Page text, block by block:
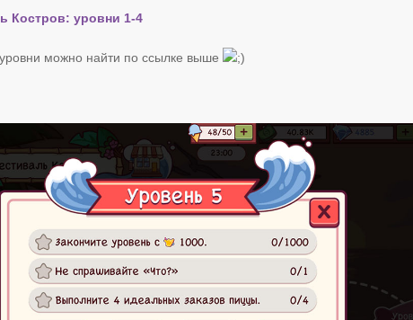
Костров: уровни 1-4
можно найти по ссылке выше